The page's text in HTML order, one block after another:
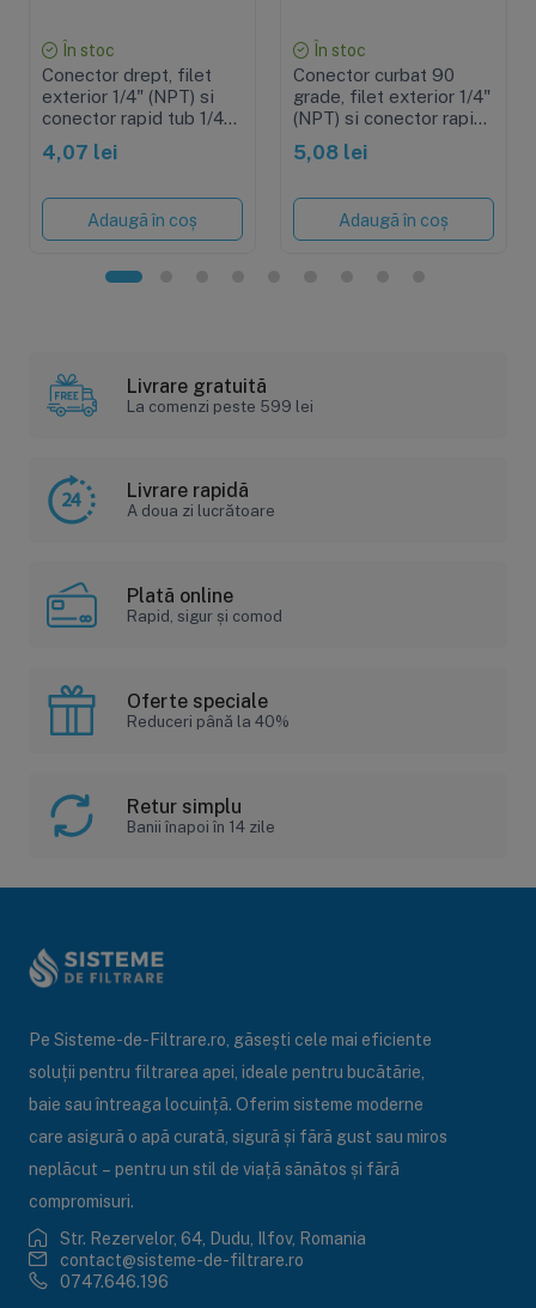
În stoc
Conector drept, filet
exterior 1/4" (NPT) si
conector rapid tub 1/4"
4,07 lei
Adaugă în coș
În stoc
Conector curbat 90
grade, filet exterior 1/4"
(NPT) si conector rapid
tub 1/4" (QC)
5,08 lei
Adaugă în coș
Livrare gratuită
La comenzi peste 599 lei
Livrare rapidă
A doua zi lucrătoare
Plată online
Rapid, sigur și comod
Oferte speciale
Reduceri până la 40%
Retur simplu
Banii înapoi în 14 zile
Pe Sisteme-de-Filtrare.ro, găsești cele mai eficiente
soluții pentru filtrarea apei, ideale pentru bucătărie,
baie sau întreaga locuință. Oferim sisteme moderne
care asigură o apă curată, sigură și fără gust sau miros
neplăcut – pentru un stil de viață sănătos și fără
compromisuri.
Str. Rezervelor, 64, Dudu, Ilfov, Romania
contact@sisteme-de-filtrare.ro
0747.646.196